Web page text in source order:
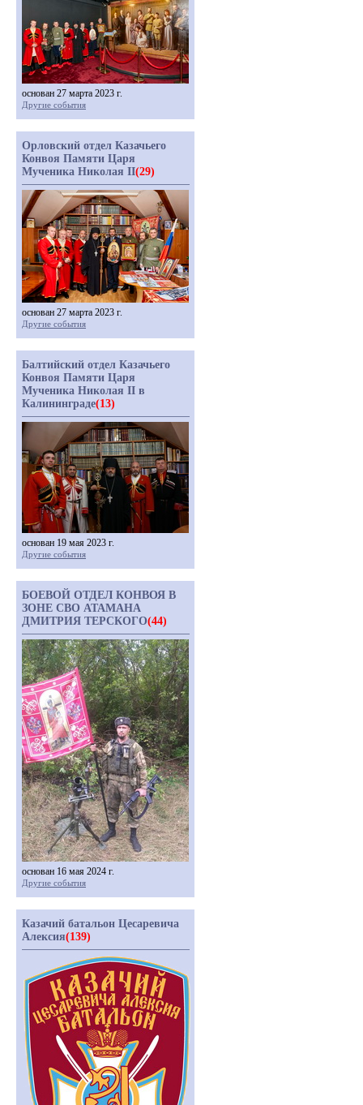
основан 27 марта 2023 г.
Другие события
Орловский отдел Казачьего
Конвоя Памяти Царя
Мученика Николая II(29)
основан 27 марта 2023 г.
Другие события
Балтийский отдел Казачьего
Конвоя Памяти Царя
Мученика Николая II в
Калининграде(13)
основан 19 мая 2023 г.
Другие события
БОЕВОЙ ОТДЕЛ КОНВОЯ В
ЗОНЕ СВО АТАМАНА
ДМИТРИЯ ТЕРСКОГО(44)
основан 16 мая 2024 г.
Другие события
Казачий батальон Цесаревича
Алексия(139)